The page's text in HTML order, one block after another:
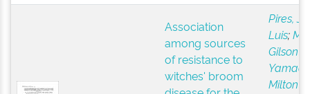
Association
among sources
of resistance to
witches' broom
Pires,
Luis;
Gilson
Milton